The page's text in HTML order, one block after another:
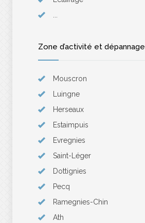
...
Zone d’activité et dépannage
Mouscron
Luingne
Herseaux
Estaimpuis
Evregnies
Saint-Léger
Dottignies
Pecq
Ramegnies-Chin
Ath